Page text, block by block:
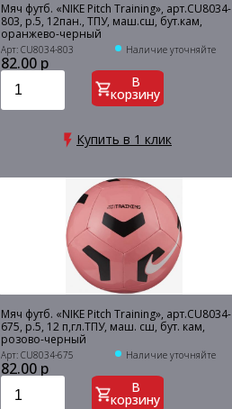
Мяч футб. «NIKE Pitch Training», арт.CU8034-
803, р.5, 12пан., ТПУ, маш.сш, бут.кам,
оранжево-черный
Арт: CU8034-803 Наличие уточняйте
82.00 р
В
корзину
Купить в 1 клик
Мяч футб. «NIKE Pitch Training», арт.CU8034-
675, р.5, 12 п,гл.ТПУ, маш. сш, бут. кам,
розово-черный
Арт: CU8034-675 Наличие уточняйте
82.00 р
В
корзину